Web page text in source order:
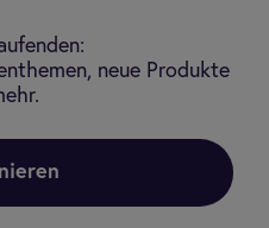
neue Produkte